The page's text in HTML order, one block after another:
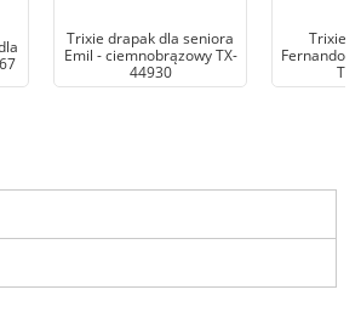
Trixie drapak dla seniora
Emil - ciemnobrązowy TX-
44930
Trixie
Fernando